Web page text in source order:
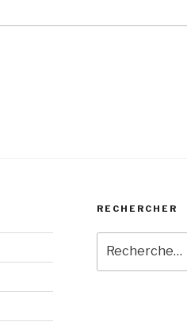
RECHERCHER
pour
: